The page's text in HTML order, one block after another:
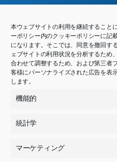
本ウェブサイトの利用を継続すること
ーポリシー内のクッキーポリシーに記
になります。そこでは、同意を撤回す
ェブサイトの利用状況を分析するため
合わせて調整するため、および第三者
客様にパーソナライズされた広告を表
します。
機能的
統計学
マーケティング
Klein氏